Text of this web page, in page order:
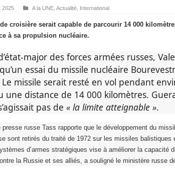
2025 A la UNE Actualité International
croisière serait capable de parcourir 14 000
à sa propulsion nucléaire.
major des forces armées russes,
essai du missile nucléaire
missile serait resté en vol pendant
une distance de 14 000 kilomètres.
pas de « la limite atteignable ».
presse russe Tass rapporte que le développement du
sont retirés du traité de 1972 sur les missiles balistiques
d’armes stratégiques vise à améliorer la capacité
la Russie et ses alliés, a souligné le ministère russe